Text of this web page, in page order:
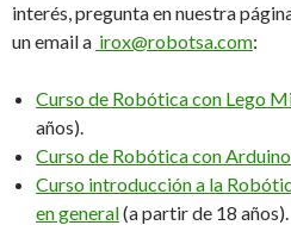
interés, pregunta en nuestra
un email a irox@robotsa.com:
Curso de Robótica con Lego
años).
Curso de Robótica con Arduino
Curso introducción a la
en general(a partir de 18 años).